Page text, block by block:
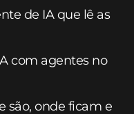
de IA que lê as
com agentes no
são, onde ficam e